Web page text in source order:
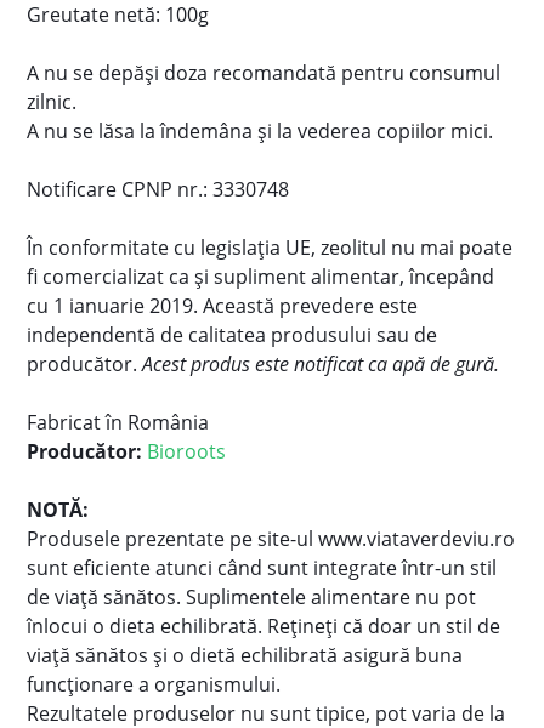
Greutate netă: 100g
A nu se depăși doza recomandată pentru consumul
zilnic.
A nu se lăsa la îndemâna și la vederea copiilor mici.
Notificare CPNP nr.: 3330748
În conformitate cu legislația UE, zeolitul nu mai poate
fi comercializat ca și supliment alimentar, începând
cu 1 ianuarie 2019. Această prevedere este
independentă de calitatea produsului sau de
producător.Acest produs este notificat ca apă de gură.
Fabricat în România
Producător: Bioroots
NOTĂ:
Produsele prezentate pe site-ul www.viataverdeviu.ro
sunt eficiente atunci când sunt integrate într-un stil
de viaţă sănătos. Suplimentele alimentare nu pot
înlocui o dieta echilibrată. Reţineţi că doar un stil de
viaţă sănătos şi o dietă echilibrată asigură buna
funcţionare a organismului.
Rezultatele produselor nu sunt tipice, pot varia de la